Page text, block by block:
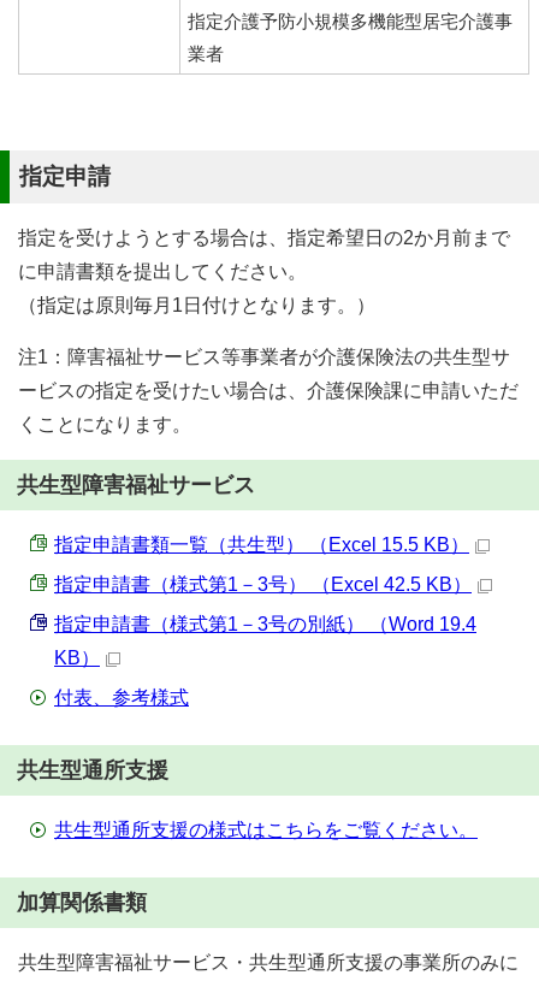
指定介護予防小規模多機能型居宅介護事
業者
指定申請
指定を受けようとする場合は、指定希望日の2か月前まで
に申請書類を提出してください。
（指定は原則毎月1日付けとなります。）
注1：障害福祉サービス等事業者が介護保険法の共生型サ
ービスの指定を受けたい場合は、介護保険課に申請いただ
くことになります。
共生型障害福祉サービス
指定申請書類一覧（共生型） （Excel 15.5 KB）
指定申請書（様式第1－3号） （Excel 42.5 KB）
指定申請書（様式第1－3号の別紙） （Word 19.4
KB）
付表、参考様式
共生型通所支援
共生型通所支援の様式はこちらをご覧ください。
加算関係書類
共生型障害福祉サービス・共生型通所支援の事業所のみに